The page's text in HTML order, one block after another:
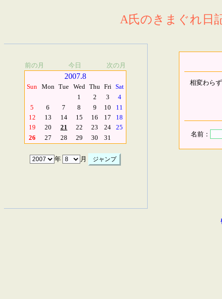
A氏のきまぐれ日
前の月 今日 次の月
2007.8
Sun Mon Tue Wed Thu Fri Sat
1
2 3
4
5
6 7 8 9 10
11
12
13 14 15 16 17
18
19
20 21 22 23 24
25
26
27 28 29 30 31
年 月
相変わら
名前：